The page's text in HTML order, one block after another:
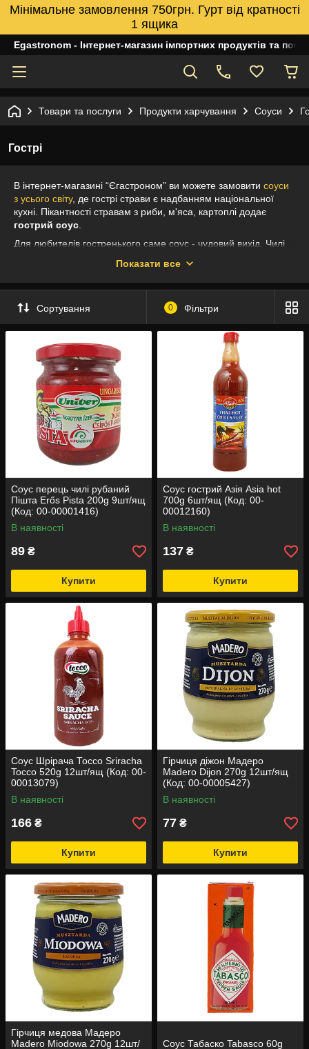
Мінімальне замовлення 750грн. Гурт від кратності
1 ящика
Egastronom - Інтернет-магазин імпортних продуктів та
Товари та послуги Продукти харчування Соуси
Гострі
В інтернет-магазині “Єгастроном” ви можете замовити соуси
з усього світу, де гострі страви є надбанням національної
кухні. Пікантності стравам з риби, м'яса, картоплі додає
гострий соус
Для любителів гостренького саме соус - чудовий вихід. Чилі
червоного перцю. Особливістю гострих соусів, гірчиці є те, що
вони виготовлені з натуральних інгредієнтів та не містять
соус Табаско за вигідною ціною.
Показати все
Сортування 0 Фільтри
Соус перець чилі рубаний
Пішта Erős Pista 200g 9шт/ящ
(Код: 00-00001416)
В наявності
89 ₴
Купити
Соус гострий Азія Asia hot
700g 6шт/ящ (Код: 00-
00012160)
В наявності
137 ₴
Купити
Соус Шрірача Тоссо Sriracha
Tocco 520g 12шт/ящ (Код: 00-
00013079)
В наявності
166 ₴
Купити
Гірчиця діжон Мадеро
Madero Dijon 270g 12шт/ящ
(Код: 00-00005427)
В наявності
77 ₴
Купити
Гірчиця медова Мадеро
Madero Miodowa 270g 12шт/
Соус Табаско Tabasco 60g